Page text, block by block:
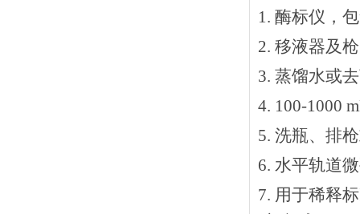
1. 酶标仪，
2. 移液器及
3. 蒸馏水或
4. 100-1000
5. 洗瓶、排
6. 水平轨道
7. 用于稀释